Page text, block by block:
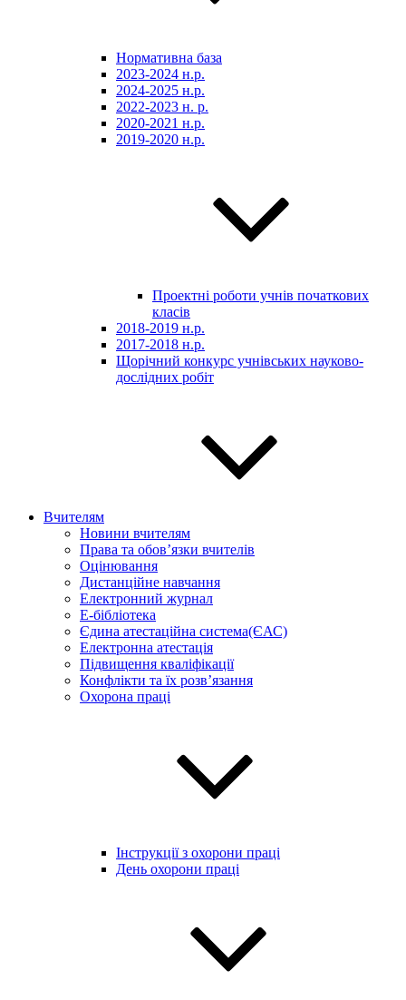
Нормативна база
2023-2024 н.р.
2024-2025 н.р.
2022-2023 н. р.
2020-2021 н.р.
2019-2020 н.р.
Проектні роботи учнів початкових
класів
2018-2019 н.р.
2017-2018 н.р.
Щорічний конкурс учнівських науково-
дослідних робіт
Вчителям
Новини вчителям
Права та обов’язки вчителів
Оцінювання
Дистанційне навчання
Електронний журнал
E-бібліотека
Єдина атестаційна система(ЄАС)
Електронна атестація
Підвищення кваліфікації
Конфлікти та їх розв’язання
Охорона праці
Інструкції з охорони праці
День охорони праці